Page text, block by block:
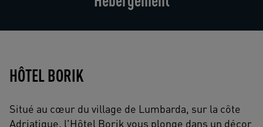
HÔTEL BORIK
Situé au cœur du village de Lumbarda, sur la côte
Adriatique, l'Hôtel Borik vous plonge dans un décor